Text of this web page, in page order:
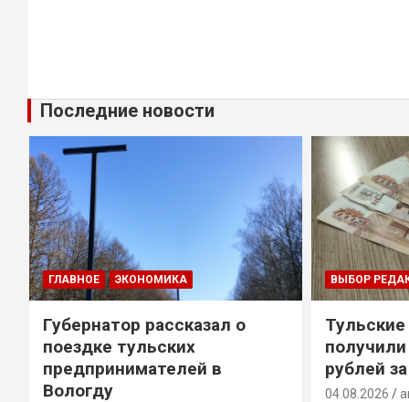
Последние новости
ГЛАВНОЕ ЭКОНОМИКА
Губернатор рассказал о
поездке тульских
предпринимателей в
Вологду
ВЫБОР
рублей
04.08.2026